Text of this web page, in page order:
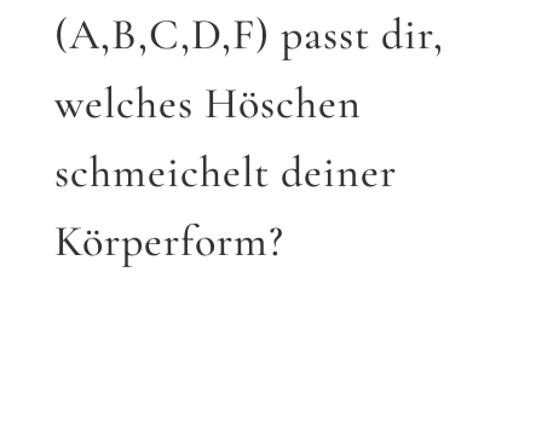
(A,B,C,D,F) passt dir,
welches Höschen
schmeichelt deiner
Körperform?